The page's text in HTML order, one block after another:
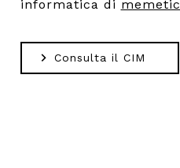
informatica di memetic
Consulta il CIM